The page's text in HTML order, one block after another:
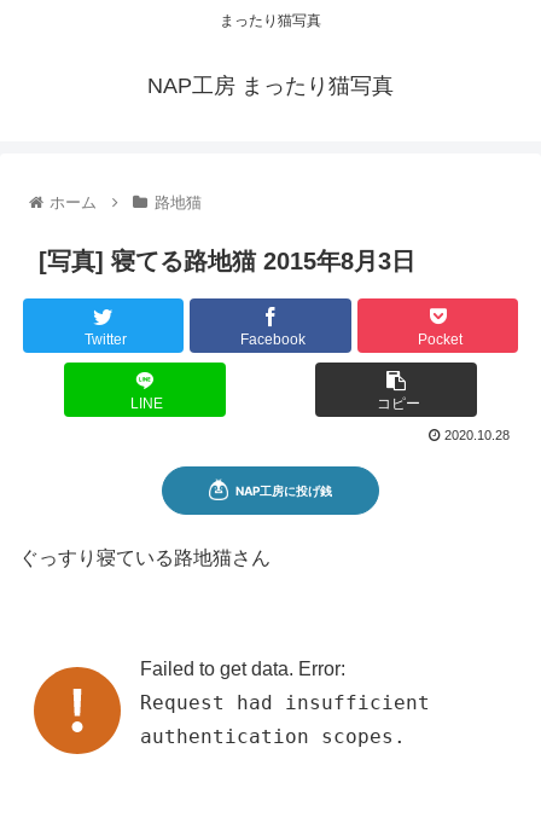
まったり猫写真
NAP工房 まったり猫写真
ホーム 路地猫
[写真] 寝てる路地猫 2015年8月3日
Twitter Facebook Pocket
LINE コピー
2020.10.28
ぐっすり寝ている路地猫さん
Failed to get data. Error:
Request had insufficient
authentication scopes.